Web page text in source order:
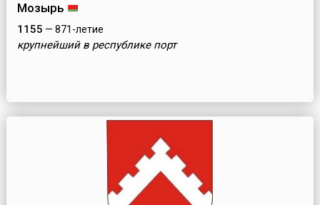
Мозырь
1155 — 871-летие
крупнейший в республике порт